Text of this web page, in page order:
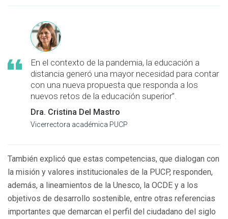
En el contexto de la pandemia, la educación a
distancia generó una mayor necesidad para contar
con una nueva propuesta que responda a los
nuevos retos de la educación superior”.
Dra. Cristina Del Mastro
Vicerrectora académica PUCP
También explicó que estas competencias, que dialogan con
la misión y valores institucionales de la PUCP, responden,
además, a lineamientos de la Unesco, la OCDE y a los
objetivos de desarrollo sostenible, entre otras referencias
importantes que demarcan el perfil del ciudadano del siglo